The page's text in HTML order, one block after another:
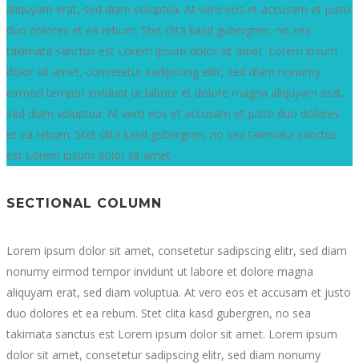
aliquyam erat, sed diam voluptua. At vero eos et accusam et justo
duo dolores et ea rebum. Stet clita kasd gubergren, no sea
takimata sanctus est Lorem ipsum dolor sit amet. Lorem ipsum
dolor sit amet, consetetur sadipscing elitr, sed diam nonumy
eirmod tempor invidunt ut labore et dolore magna aliquyam erat,
sed diam voluptua. At vero eos et accusam et justo duo dolores
et ea rebum. Stet clita kasd gubergren, no sea takimata sanctus
est Lorem ipsum dolor sit amet.
SECTIONAL COLUMN
Lorem ipsum dolor sit amet, consetetur sadipscing elitr, sed diam
nonumy eirmod tempor invidunt ut labore et dolore magna
aliquyam erat, sed diam voluptua. At vero eos et accusam et justo
duo dolores et ea rebum. Stet clita kasd gubergren, no sea
takimata sanctus est Lorem ipsum dolor sit amet. Lorem ipsum
dolor sit amet, consetetur sadipscing elitr, sed diam nonumy